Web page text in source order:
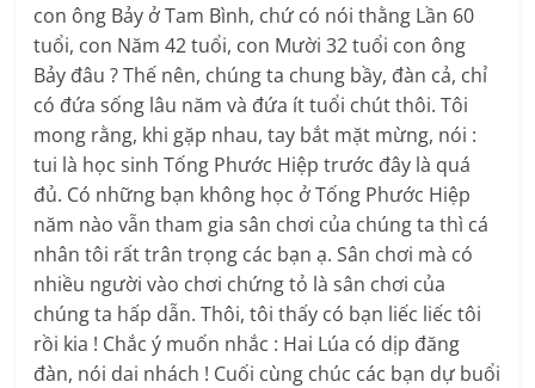
con ông Bảy ở Tam Bình, chứ có nói thằng Lần 60
tuổi, con Năm 42 tuổi, con Mười 32 tuổi con ông
Bảy đâu ? Thế nên, chúng ta chung bầy, đàn cả, chỉ
có đứa sống lâu năm và đứa ít tuổi chút thôi. Tôi
mong rằng, khi gặp nhau, tay bắt mặt mừng, nói :
tui là học sinh Tống Phước Hiệp trước đây là quá
đủ. Có những bạn không học ở Tống Phước Hiệp
năm nào vẫn tham gia sân chơi của chúng ta thì cá
nhân tôi rất trân trọng các bạn ạ. Sân chơi mà có
nhiều người vào chơi chứng tỏ là sân chơi của
chúng ta hấp dẫn. Thôi, tôi thấy có bạn liếc liếc tôi
rồi kia ! Chắc ý muốn nhắc : Hai Lúa có dịp đăng
đàn, nói dai nhách ! Cuối cùng chúc các bạn dự buổi